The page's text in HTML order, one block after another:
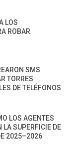
LOS
ROBAR
SMS
TORRES
DE TELÉFONOS
LOS AGENTES
LA SUPERFICIE DE
2025–2026